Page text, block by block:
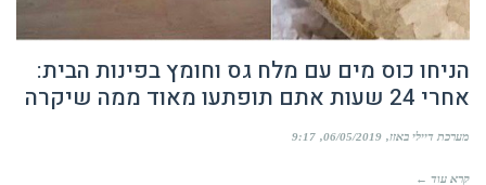
הניחו כוס מים עם מלח גס וחומץ בפינות הבית:
אחרי 24 שעות אתם תופתעו מאוד ממה שיקרה
מערכת דיילי באזז 06/05/2019
9:17
קרא עוד ←